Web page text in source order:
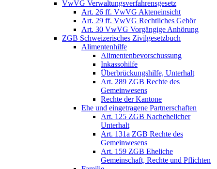
VwVG Verwaltungsverfahrensgesetz
Art. 26 ff. VwVG Akteneinsicht
Art. 29 ff. VwVG Rechtliches Gehör
Art. 30 VwVG Vorgängige Anhörung
ZGB Schweizerisches Zivilgesetzbuch
Alimentenhilfe
Alimentenbevorschussung
Inkassohilfe
Überbrückungshilfe, Unterhalt
Art. 289 ZGB Rechte des
Gemeinwesens
Rechte der Kantone
Ehe und eingetragene Partnerschaften
Art. 125 ZGB Nachehelicher
Unterhalt
Art. 131a ZGB Rechte des
Gemeinwesens
Art. 159 ZGB Eheliche
Gemeinschaft, Rechte und Pflichten